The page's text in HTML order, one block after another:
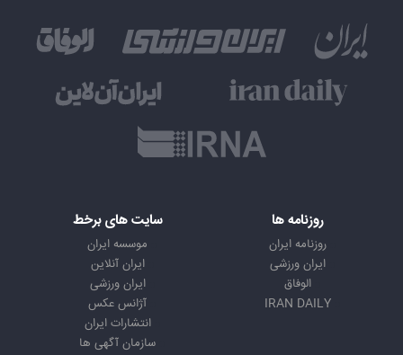
روزنامه ها
روزنامه ایران
ایران ورزشی
الوفاق
IRAN DAILY
سایت های برخط
موسسه ایران
ایران آنلاین
ایران ورزشی
آژانس عکس
انتشارات ایران
سازمان آگهی ها